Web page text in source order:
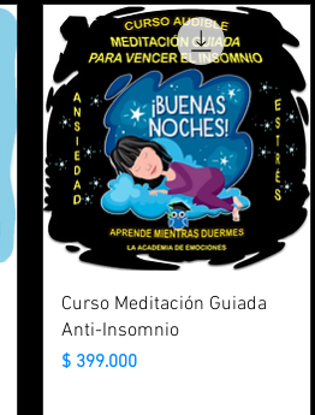
Curso Meditación Guiada
Anti-Insomnio
Precio
$ 399.000